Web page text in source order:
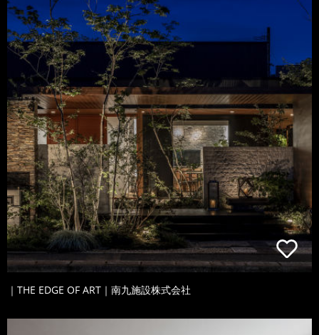
｜THE EDGE OF ART｜南九施設株式会社